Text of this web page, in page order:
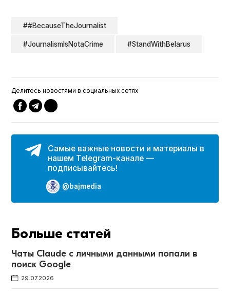
##BecauseTheJournalist
#JournalismIsNotaCrime #StandWithBelarus
Делитесь новостями в социальных сетях
Самые важные новости и материалы в
нашем Telegram-канале —
подписывайтесь!
@bajmedia
Больше статей
Чаты Claude с личными данными попали в
поиск Google
29.07.2026